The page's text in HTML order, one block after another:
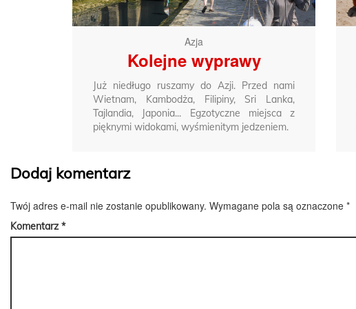
Azja
Kolejne wyprawy
Już niedługo ruszamy do Azji. Przed nami
Wietnam, Kambodża, Filipiny, Sri Lanka,
Tajlandia, Japonia... Egzotyczne miejsca z
pięknymi widokami, wyśmienitym jedzeniem.
Dodaj komentarz
Twój adres e-mail nie zostanie opublikowany. Wymagane pola są oznaczone *
Komentarz*